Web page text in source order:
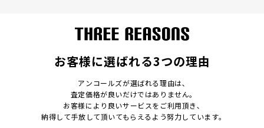
お客様に選ばれる3つの理由
アンコールズが選ばれる理由は､
査定価格が良いだけではありません｡
お客様により良いサービスをご利用頂き､
納得して手放して頂いてもらえるよう努力しています｡